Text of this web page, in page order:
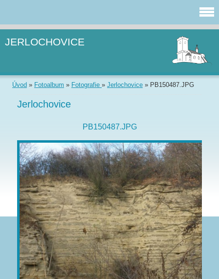
JERLOCHOVICE
Úvod » Fotoalbum » Fotografie » Jerlochovice » PB150487.JPG
Jerlochovice
PB150487.JPG